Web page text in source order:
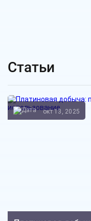
Статьи
окт 13, 2025